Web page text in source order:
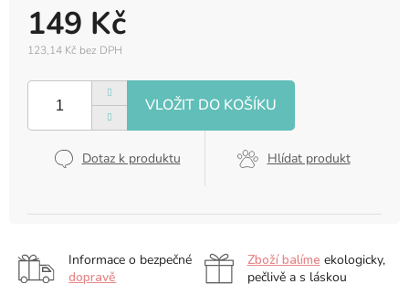
149 Kč
123,14 Kč bez DPH
cena:
Dotaz k produktu Hlídat produkt
Informace o bezpečné
dopravě
Zboží balíme ekologicky,
pečlivě a s láskou